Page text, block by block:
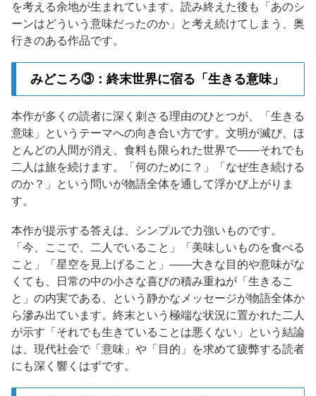
を考える余地が生まれています。読み終えた後も「あのシ
ーンはどういう意味だったのか」と考え続けてしまう、奥
行きのある作品です。
みどころ③：終末世界に宿る「生きる意味」
本作が多くの読者に深く刺さる理由のひとつが、「生きる
意味」というテーマへの向き合い方です。文明が滅び、ほ
とんどの人間が消え、食料も限られた世界で——それでも
二人は旅を続けます。「何のために？」「なぜ生き続ける
のか？」という問いが物語全体を通して浮かび上がりま
す。
本作が提示する答えは、シンプルで力強いものです。
「今、ここで、二人でいること」「美味しいものを食べる
こと」「星空を見上げること」——大きな目的や意味がな
くても、日常の中の小さな喜びの積み重ねが「生きるこ
と」の内実である、という静かなメッセージが物語全体か
ら滲み出ています。終末という極端な状況に置かれた二人
が示す「それでも生きていることは悪くない」という結論
は、現代社会で「意味」や「目的」を求めて疲弊する読者
にも深く響くはずです。